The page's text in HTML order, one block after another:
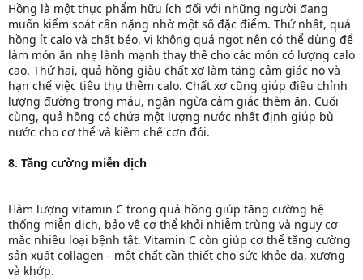
Hồng là một thực phẩm hữu ích đối với những người đang
muốn kiểm soát cân nặng nhờ một số đặc điểm. Thứ nhất, quả
hồng ít calo và chất béo, vị không quá ngọt nên có thể dùng để
làm món ăn nhẹ lành mạnh thay thế cho các món có lượng calo
cao. Thứ hai, quả hồng giàu chất xơ làm tăng cảm giác no và
hạn chế việc tiêu thụ thêm calo. Chất xơ cũng giúp điều chỉnh
lượng đường trong máu, ngăn ngừa cảm giác thèm ăn. Cuối
cùng, quả hồng có chứa một lượng nước nhất định giúp bù
nước cho cơ thể và kiềm chế cơn đói.
8. Tăng cường miễn dịch
Hàm lượng vitamin C trong quả hồng giúp tăng cường hệ
thống miễn dịch, bảo vệ cơ thể khỏi nhiễm trùng và nguy cơ
mắc nhiều loại bệnh tật. Vitamin C còn giúp cơ thể tăng cường
sản xuất collagen - một chất cần thiết cho sức khỏe da, xương
và khớp.